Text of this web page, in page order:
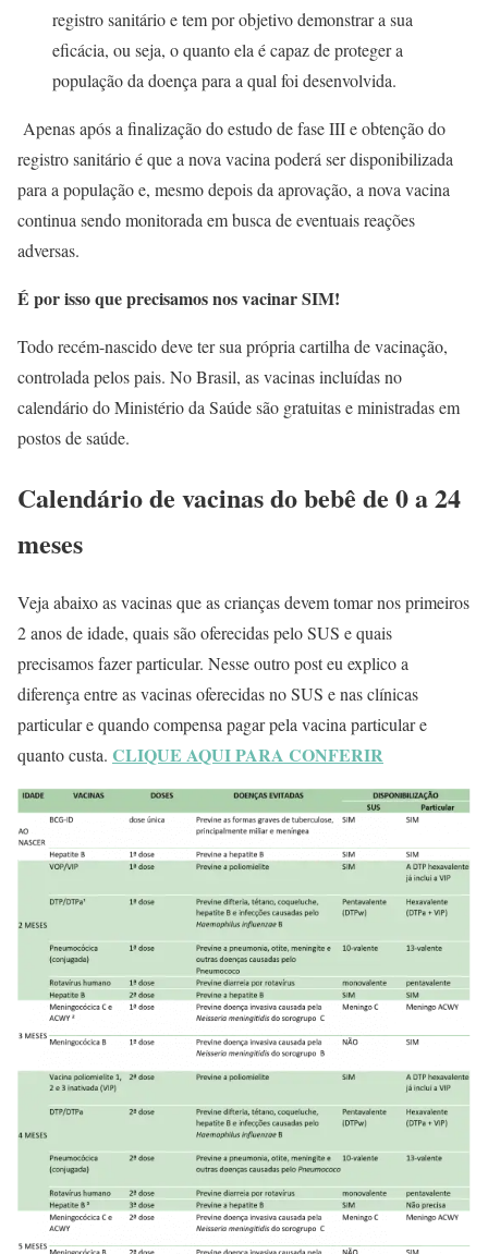
registro sanitário e tem por objetivo demonstrar a sua
eficácia, ou seja, o quanto ela é capaz de proteger a
população da doença para a qual foi desenvolvida.
Apenas após a finalização do estudo de fase III e obtenção do
registro sanitário é que a nova vacina poderá ser disponibilizada
para a população e, mesmo depois da aprovação, a nova vacina
continua sendo monitorada em busca de eventuais reações
adversas.
É por isso que precisamos nos vacinar SIM!
Todo recém-nascido deve ter sua própria cartilha de vacinação,
controlada pelos pais. No Brasil, as vacinas incluídas no
calendário do Ministério da Saúde são gratuitas e ministradas em
postos de saúde.
Calendário de vacinas do bebê de 0 a 24
meses
Veja abaixo as vacinas que as crianças devem tomar nos primeiros
2 anos de idade, quais são oferecidas pelo SUS e quais
precisamos fazer particular. Nesse outro post eu explico a
diferença entre as vacinas oferecidas no SUS e nas clínicas
particular e quando compensa pagar pela vacina particular e
quanto custa. CLIQUE AQUI PARA CONFERIR